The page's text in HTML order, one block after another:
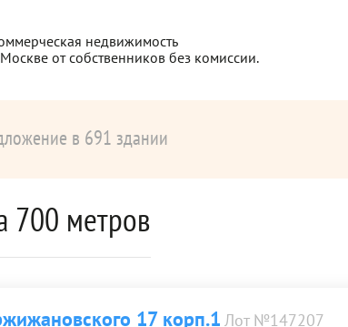
недвижимость
от собственников без комиссии.
в 691 здании
700 метров
17 корп.1 Лот №147207